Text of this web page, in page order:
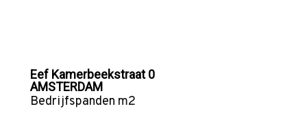
Eef Kamerbeekstraat 0
AMSTERDAM
Bedrijfspanden m2